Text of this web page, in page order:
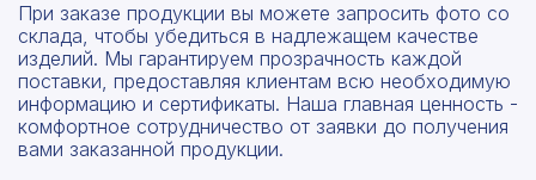
При заказе продукции вы можете запросить фото со
склада, чтобы убедиться в надлежащем качестве
изделий. Мы гарантируем прозрачность каждой
поставки, предоставляя клиентам всю необходимую
информацию и сертификаты. Наша главная ценность -
комфортное сотрудничество от заявки до получения
вами заказанной продукции.